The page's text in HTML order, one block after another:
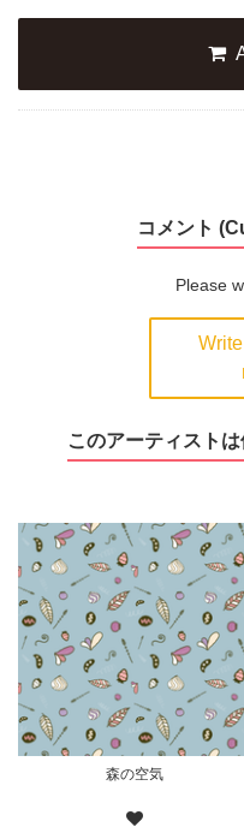
コメント
Please
このアーティスト
森の空気